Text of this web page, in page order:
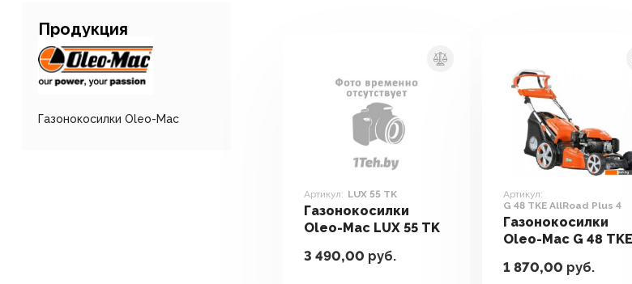
Продукция
Газонокосилки Oleo-Mac
Артикул: LUX 55 TK
Газонокосилки
Oleo-Mac LUX 55 TK
3 490,00 руб.
Артикул:
G 48 TKE AllRoad Plus 4
Газонокосилки
Oleo-Mac G 48 TKE
1 870,00 руб.